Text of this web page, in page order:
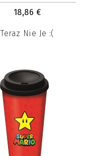
18,86 €
Teraz Nie Je :(